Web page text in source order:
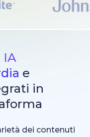
IA
e
in
dei contenuti